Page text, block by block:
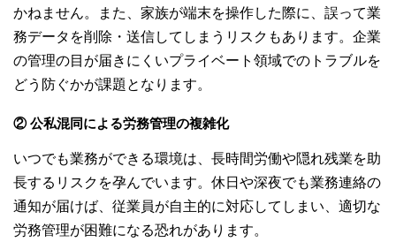
かねません。また、家族が端末を操作した際に、誤って業
務データを削除・送信してしまうリスクもあります。企業
の管理の目が届きにくいプライベート領域でのトラブルを
どう防ぐかが課題となります。
② 公私混同による労務管理の複雑化
いつでも業務ができる環境は、長時間労働や隠れ残業を助
長するリスクを孕んでいます。休日や深夜でも業務連絡の
通知が届けば、従業員が自主的に対応してしまい、適切な
労務管理が困難になる恐れがあります。